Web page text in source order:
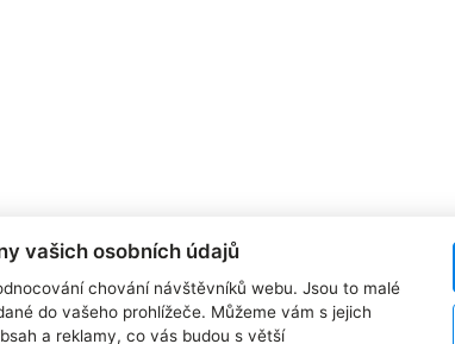
vašich osobních údajů
chování návštěvníků webu. Jsou to malé
do vašeho prohlížeče. Můžeme vám s jejich
a reklamy, co vás budou s větší